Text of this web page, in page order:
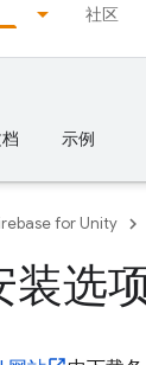
社区
示例
for Unity
装选